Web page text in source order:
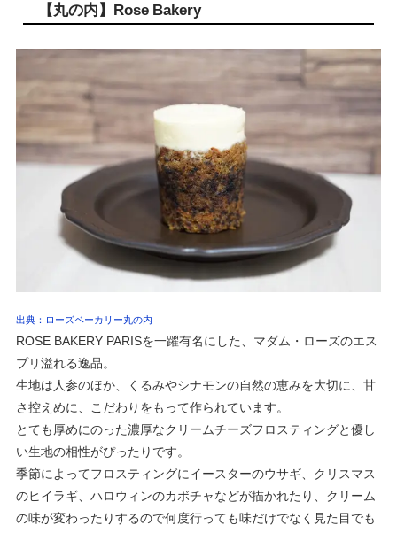
【丸の内】Rose Bakery
出典：ローズベーカリー丸の内
ROSE BAKERY PARISを一躍有名にした、マダム・ローズのエス
プリ溢れる逸品。
生地は人参のほか、くるみやシナモンの自然の恵みを大切に、甘
さ控えめに、こだわりをもって作られています。
とても厚めにのった濃厚なクリームチーズフロスティングと優し
い生地の相性がぴったりです。
季節によってフロスティングにイースターのウサギ、クリスマス
のヒイラギ、ハロウィンのカボチャなどが描かれたり、クリーム
の味が変わったりするので何度行っても味だけでなく見た目でも